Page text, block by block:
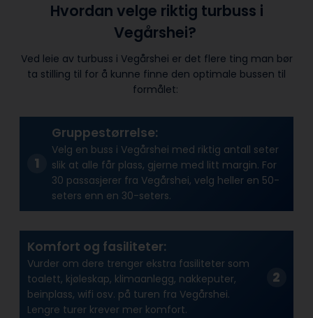
Hvordan velge riktig turbuss i
Vegårshei?
Ved leie av turbuss i Vegårshei er det flere ting man bør
ta stilling til for å kunne finne den optimale bussen til
formålet:
Gruppestørrelse:
Velg en buss i Vegårshei med riktig antall seter
slik at alle får plass, gjerne med litt margin. For
30 passasjerer fra Vegårshei, velg heller en 50-
seters enn en 30-seters.
Komfort og fasiliteter:
Vurder om dere trenger ekstra fasiliteter som
toalett, kjøleskap, klimaanlegg, nakkeputer,
beinplass, wifi osv. på turen fra Vegårshei.
Lengre turer krever mer komfort.